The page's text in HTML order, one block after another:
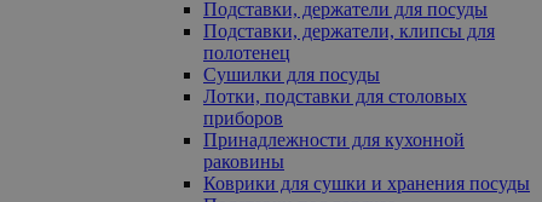
Подставки, держатели для посуды
Подставки, держатели, клипсы для
полотенец
Сушилки для посуды
Лотки, подставки для столовых
приборов
Принадлежности для кухонной
раковины
Коврики для сушки и хранения посуды